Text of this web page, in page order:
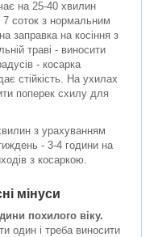
на 25-40 хвилин
7 соток з нормальним
заправка на косіння з
траві - виносити
- косарка
стійкість. На ухилах
поперек схилу для
з урахуванням
- 3-4 години на
з косаркою.
мінуси
похилого віку.
один і треба виносити